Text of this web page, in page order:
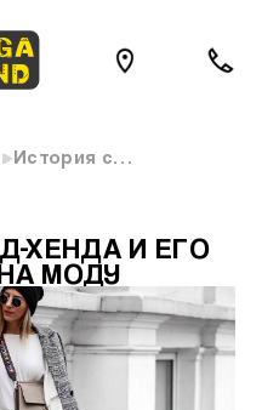
История с…
ХЕНДА И ЕГО
МОДУ